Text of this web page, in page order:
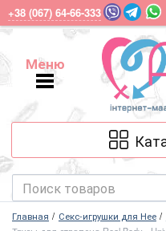
+38 (067) 64-66-333
Меню
Меню
Главная Секс-игрушки для Нее